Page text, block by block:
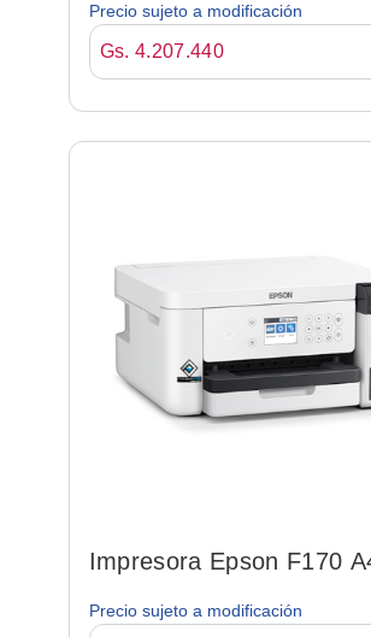
Precio sujeto a modificación
Gs. 4.207.440
Impresora Epson F170
Precio sujeto a modificación